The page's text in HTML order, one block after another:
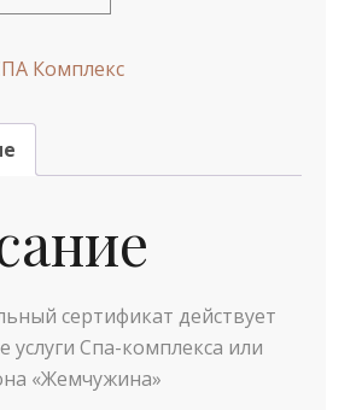
Комплекс
сертификат действует
услуги Спа-комплекса или
«Жемчужина»